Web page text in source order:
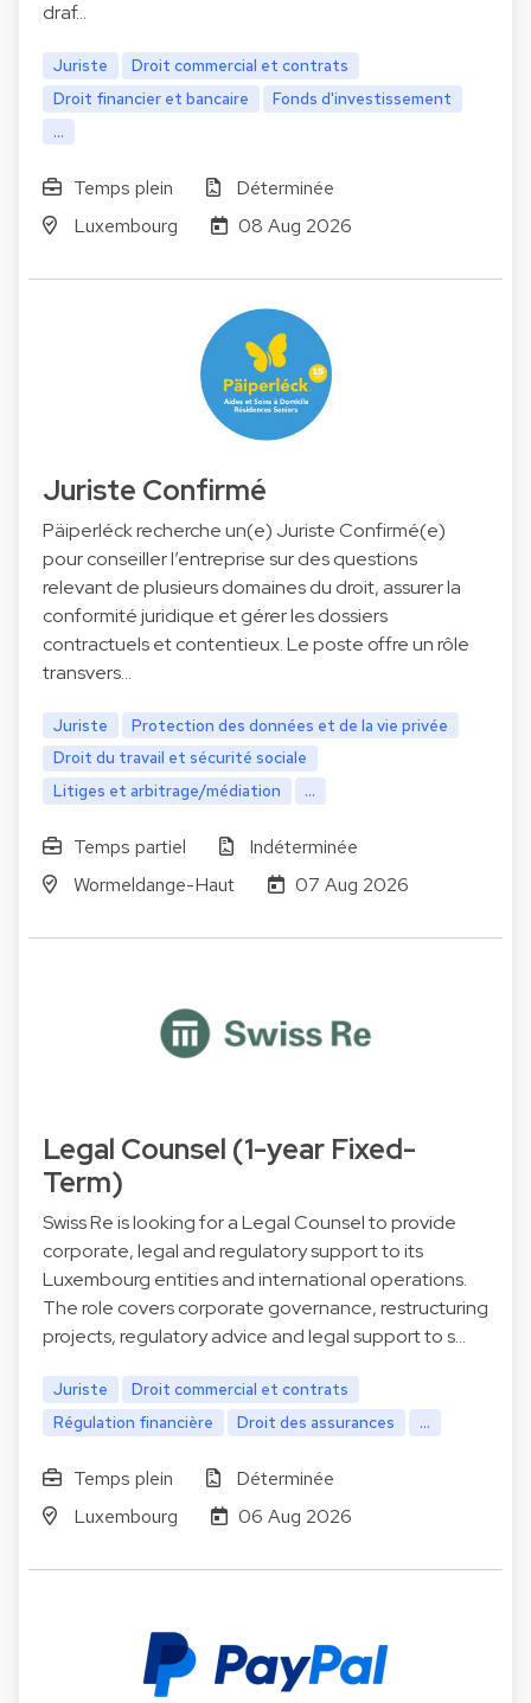
draf…
Juriste
Droit commercial et contrats
Droit financier et bancaire
Fonds d'investissement
...
Temps plein
Déterminée
Luxembourg
08 Aug 2026
Juriste Confirmé
Päiperléck recherche un(e) Juriste Confirmé(e)
pour conseiller l’entreprise sur des questions
relevant de plusieurs domaines du droit, assurer la
conformité juridique et gérer les dossiers
contractuels et contentieux. Le poste offre un rôle
transvers…
Juriste
Protection des données et de la vie privée
Droit du travail et sécurité sociale
Litiges et arbitrage/médiation
...
Temps partiel
Indéterminée
Wormeldange-Haut
07 Aug 2026
Legal Counsel (1-year Fixed-
Term)
Swiss Re is looking for a Legal Counsel to provide
corporate, legal and regulatory support to its
Luxembourg entities and international operations.
The role covers corporate governance, restructuring
projects, regulatory advice and legal support to s…
Juriste
Droit commercial et contrats
Régulation financière
Droit des assurances ...
Temps plein
Déterminée
Luxembourg
06 Aug 2026